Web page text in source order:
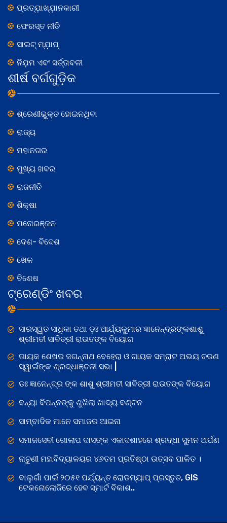
ପ୍ରତ୍ଯ଼ାଖ୍ଯ଼ାନକାରୀ
ଫେରସ୍ତ ନୀତି
ସାଇଟ୍ ମ୍ଯ଼ାପ୍
ନିଯ଼ମ ଏବଂ ସର୍ତ୍ତାବଳୀ
ଶୀର୍ଷ ବର୍ଗଗୁଡ଼ିକ
ଶ୍ରେଣୀଭୁକ୍ତ ହୋଇନଥିବା
ରାଜ୍ୟ
ମହାନଗର
ମୁଖ୍ୟ ଖବର
ରାଜନୀତି
ଶିକ୍ଷା
ମନୋରଞ୍ଜନ
ଦେଶ- ବିଦେଶ
ଖେଳ
ବିଶେଷ
ଟ୍ରେଣ୍ଡିଂ ଖବର
ସାରସ୍ୱତ ସାଧିକା ତଥା ଡ଼ଃ ଆର୍ଯ୍ୟକୁମାର ଜ୍ଞାନେନ୍ଦ୍ରଙ୍କଶାଶୁ
ଶ୍ରୀମତୀ ସାବିତ୍ରୀ ରାଉତଙ୍କ ବିୟୋଗ
ଗାୟକ ଶେଖର ଜଗନ୍ନାଥ ବେହେରା ଓ ଗାୟକ ସମ୍ରାଟ ଅଭୟ ଚରଣ
ସ୍ୱାଇଁଙ୍କ ଶ୍ରଦ୍ଧାଞ୍ଚଳୀ ସଭା |
ଡଃ ଜ୍ଞାନେନ୍ଦ୍ର ଙ୍କ ଶାଶୁ ଶ୍ରୀମତୀ ସାବିତ୍ରୀ ରାଉତଙ୍କ ବିୟୋଗ
ବନ୍ୟା ବିପନ୍ନଙ୍କୁ ଶୁଖିଲା ଖାଦ୍ୟ ବଣ୍ଟନ
ସାମ୍ବାଦିକ ମାନେ ସମାଜର ଆଇନା
ସମାଜସେବୀ ଗୋଲାପ ଦାସଙ୍କ ଏକାଦଶାହରେ ଶ୍ରଦ୍ଧା ସୁମନ ଅର୍ପଣ
ନାଚୁଣୀ ମହାବିଦ୍ୟାଳୟର ୪୬ତମ ପ୍ରତିଷ୍ଠା ଉତ୍ସବ ପାଳିତ ।
ବାଲୁଗାଁ ପାଇଁ ୨୦୫୧ ପର୍ଯ୍ୟନ୍ତ ରୋଡମ୍ୟାପ୍ ପ୍ରସ୍ତୁତ, GIS
ଟେକନୋଲୋଜିରେ ହେବ ସ୍ମାର୍ଟ ବିକାଶ..